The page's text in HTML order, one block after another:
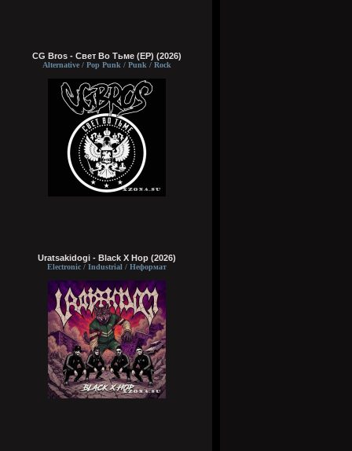
CG Bros - Свет Во Тьме (EP) (2026)
Alternative / Pop Punk / Punk / Rock
Uratsakidogi - Black X Hop (2026)
Electronic / Industrial / Неформат